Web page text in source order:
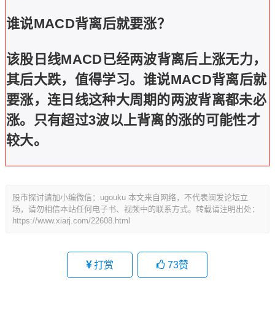
谁说MACD背离后就要涨？
该股日线MACD已经两波背离后上涨无力，
其后大跌，值得学习。谁说MACD背离后就
要涨，连日线这种大周期的两波背离都未必
涨。只有超过3波以上背离的涨的可能性才
较大。
股市探讨请加小编微信：ugouku 本文来自网络，不代表闽发论坛立
场，请勿相信本站任何电子书、视频中的联系方式。转载请注明出处：
https://www.xiarj.com/22608.html
打赏 73赞